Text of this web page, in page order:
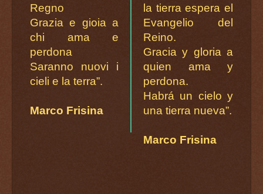
Regno
Grazia e gioia a
chi ama e
perdona
Saranno nuovi i
cieli e la terra”.
Marco Frisina
la tierra espera el
Evangelio del
Reino.
Gracia y gloria a
quien ama y
perdona.
Habrá un cielo y
una tierra nueva”.
Marco Frisina